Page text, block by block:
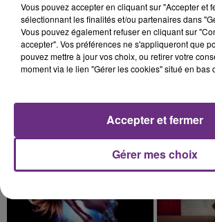
14h39
L'INSPECTION DU TRAVAIL
L'ORDRE SUR LES CONDITIONS
s'est avéré être plus précoce que
l'inspection du Travail en profite
les conditions de...
TITRES DIFFUSÉS
21h00
21h00 20h56
20h56
Vous pouvez accepter en cliquant sur "Accepter et
sélectionnant les finalités et/ou partenaires dans
Vous pouvez également refuser en cliquant sur
accepter". Vos préférences ne s'appliqueront que
pouvez mettre à jour vos choix, ou retirer votre
moment via le lien "Gérer les cookies" situé en bas
Gérer mes choix
Accepter et fermer